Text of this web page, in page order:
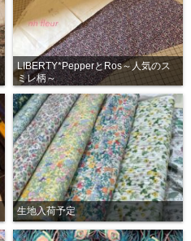
LIBERTY*PepperとRos～人気のス
ミレ柄～
生地入荷予定